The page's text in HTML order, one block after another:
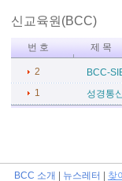
신교육원(BCC)
번 호 제 목
2
BCC-
1
성경통
BCC 소개 뉴스레터 찾